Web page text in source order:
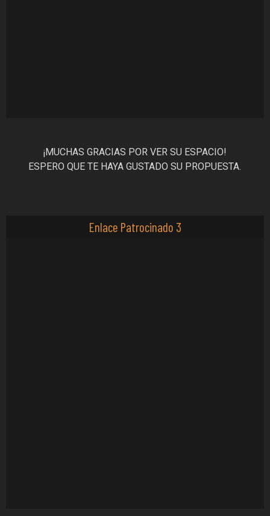
¡MUCHAS GRACIAS POR VER SU ESPACIO!
ESPERO QUE TE HAYA GUSTADO SU PROPUESTA.
Enlace Patrocinado 3